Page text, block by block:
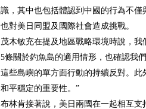
識，其中也包括體認到中國的行為不
也對美日同盟及國際社會造成挑戰。
茂木敏充在提及地區戰略環境時說，
5條關於釣魚島的適用情形，也確認我
這些島嶼的單方面行動的持續反對。
和平穩定的重要性。”
布林肯接著說，美日兩國在一起相互